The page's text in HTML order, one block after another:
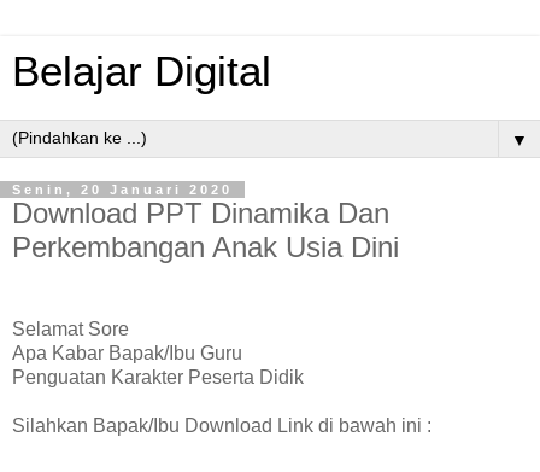
Belajar Digital
▼
Senin, 20 Januari 2020
Download PPT Dinamika Dan
Perkembangan Anak Usia Dini
Selamat Sore
Apa Kabar Bapak/Ibu Guru
Penguatan Karakter Peserta Didik
Silahkan Bapak/Ibu Download Link di bawah ini :